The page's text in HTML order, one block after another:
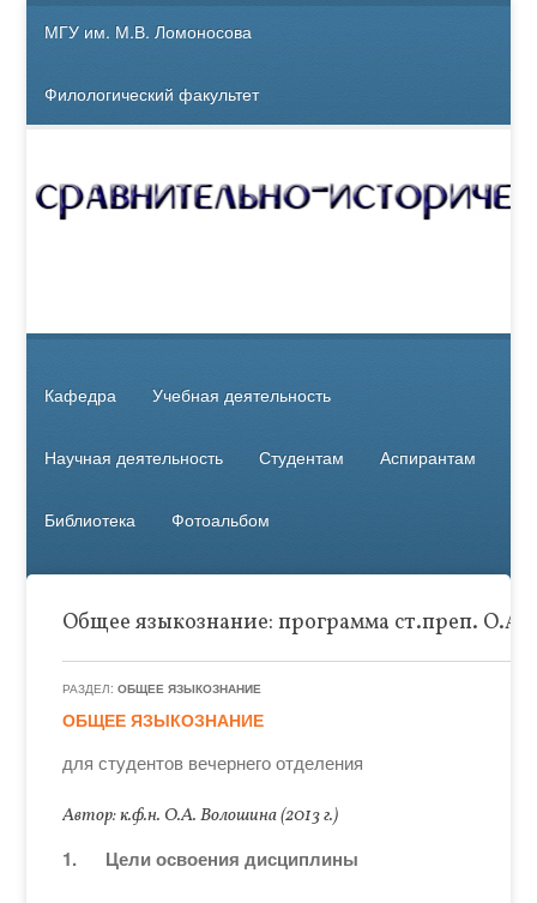
МГУ им. М.В. Ломоносова
Филологический факультет
Кафедра Учебная деятельность
Научная деятельность Студентам Аспирантам
Библиотека Фотоальбом
Общее языкознание: программа ст.преп.
РАЗДЕЛ:ОБЩЕЕ ЯЗЫКОЗНАНИЕ
ОБЩЕЕ ЯЗЫКОЗНАНИЕ
для студентов вечернего отделения
Автор: к.ф.н. О.А. Волошина (2013 г.)
1. Цели освоения дисциплины